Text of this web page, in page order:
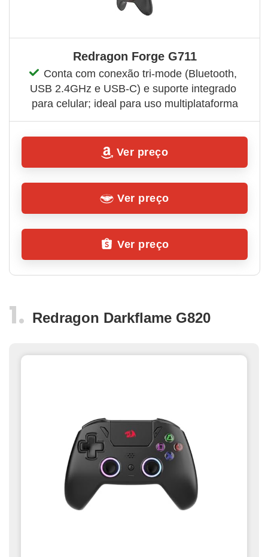
Redragon Forge G711
Conta com conexão tri-mode (Bluetooth,
USB 2.4GHz e USB-C) e suporte integrado
para celular; ideal para uso multiplataforma
Ver preço
Ver preço
Ver preço
Redragon Darkflame G820